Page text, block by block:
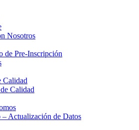
Nosotros
de Pre-Inscripción
Calidad
Calidad
– Actualización de Datos